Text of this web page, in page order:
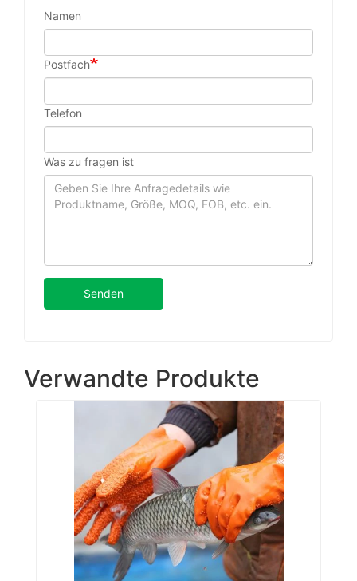
Namen
Postfach
Telefon
Was zu fragen ist
Senden
Verwandte Produkte